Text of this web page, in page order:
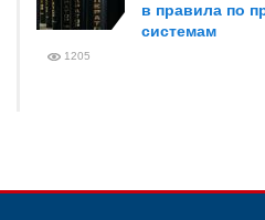
в правила по
системам
1205